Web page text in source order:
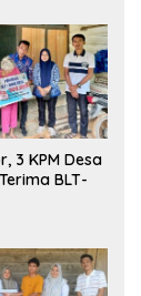
3 KPM Desa
BLT-